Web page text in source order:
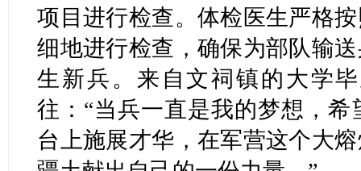
项目进行检查。体检医生严格
细地进行检查，确保为部队输
生新兵。来自文祠镇的大学
往：“当兵一直是我的梦想，
台上施展才华，在军营这个大